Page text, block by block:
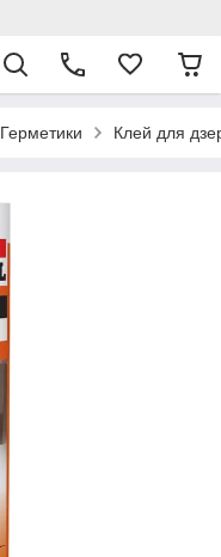
Герметики Клей для